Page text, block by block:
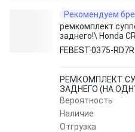
Рекомендуем
ремкомплект
заднего!\ Honda
RD4/RD5/RD6/
FEBEST
FEBEST0375-RD7R
РЕМКОМПЛЕКТ
ЗАДНЕГО (НА
Вероятность
Наличие
Отгрузка